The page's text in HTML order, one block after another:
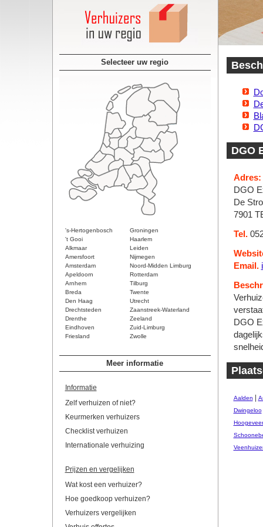
Selecteer uw regio
's-Hertogenbosch
Groningen
't Gooi
Haarlem
Alkmaar
Leiden
Amersfoort
Nijmegen
Amsterdam
Noord-Midden Limburg
Apeldoorn
Rotterdam
Arnhem
Tilburg
Breda
Twente
Den Haag
Utrecht
Drechtsteden
Zaanstreek-Waterland
Drenthe
Zeeland
Eindhoven
Zuid-Limburg
Friesland
Zwolle
Meer informatie
Informatie
Zelf verhuizen of niet?
Keurmerken verhuizers
Checklist verhuizen
Internationale verhuizing
Prijzen en vergelijken
Wat kost een verhuizer?
Hoe goedkoop verhuizen?
Verhuizers vergelijken
DGO
Adres:
DGO
De
7901
Tel.
Email.
DGO
Aalden
Dwingeloo